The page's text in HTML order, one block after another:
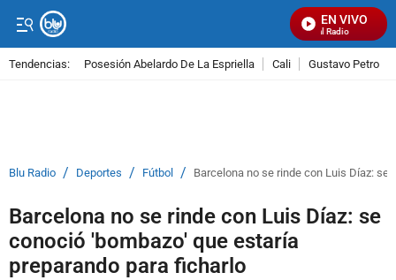
EN VIVO
Señal Visual Radio
Tendencias: Posesión Abelardo De La Espriella Cali Gustavo Petro
Blu Radio / Deportes / Fútbol / Barcelona no se rinde con Luis Díaz: se
Barcelona no se rinde con Luis Díaz: se
conoció 'bombazo' que estaría
preparando para ficharlo